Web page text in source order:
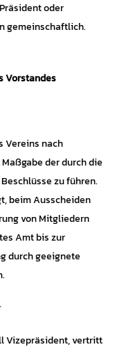
oder
gemeinschaftlich.
Vorstandes
Vereins nach
der durch die
zu führen.
beim Ausscheiden
von Mitgliedern
Amt bis zur
durch geeignete
Vizepräsident, vertritt